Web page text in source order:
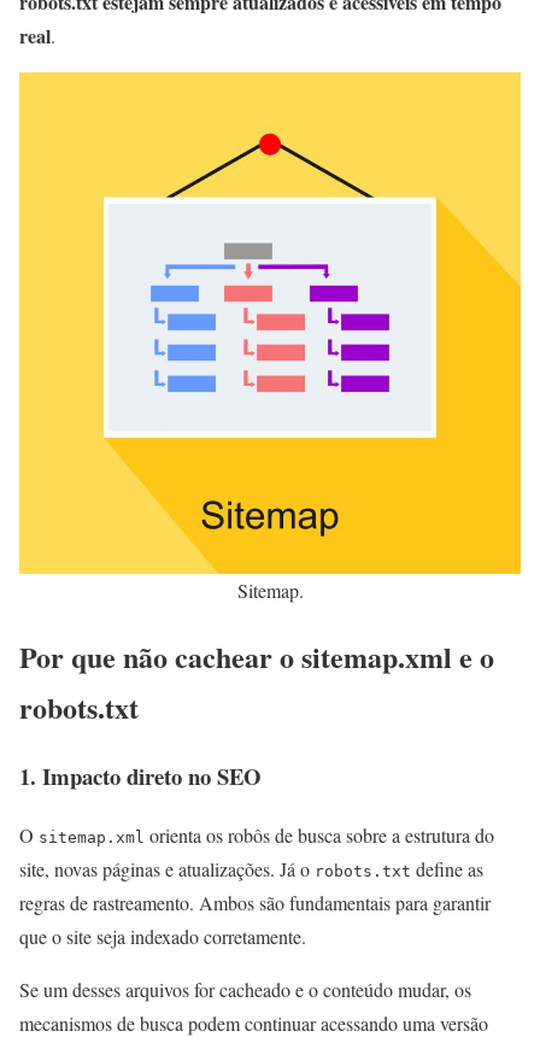
real.
Sitemap.
Por que não cachear o sitemap.xml e o
robots.txt
1. Impacto direto no SEO
O sitemap.xml orienta os robôs de busca sobre a estrutura do
site, novas páginas e atualizações. Já o robots.txt define as
regras de rastreamento. Ambos são fundamentais para garantir
que o site seja indexado corretamente.
Se um desses arquivos for cacheado e o conteúdo mudar, os
mecanismos de busca podem continuar acessando uma versão